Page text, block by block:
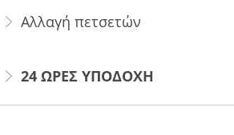
Αλλαγή πετσετών
24 ΩΡΕΣ ΥΠΟΔΟΧΗ